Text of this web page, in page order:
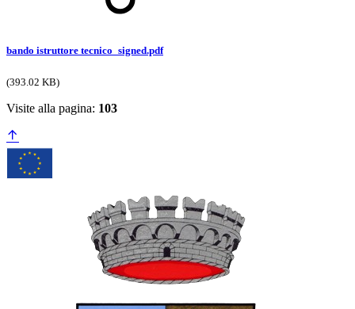
bando istruttore tecnico_signed.pdf
(393.02 KB)
Visite alla pagina: 103